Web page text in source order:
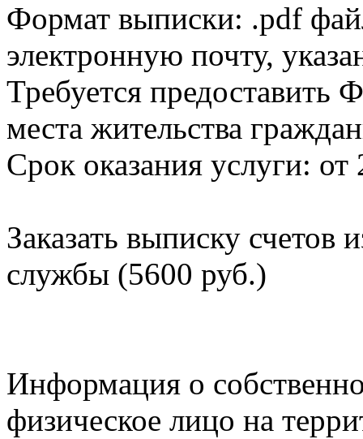
Формат выписки: .pdf
электронную почту,
Требуется
места жительства
Срок оказания услуги: от
Заказать выписку счетов
службы (5600 руб.)
Информация о
физическое лицо на